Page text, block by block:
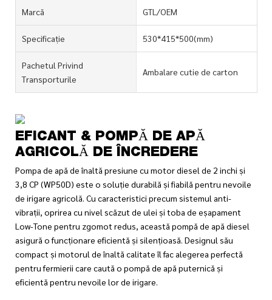
Marcă GTL/OEM
Specificație 530*415*500(mm)
Pachetul Privind
Transporturile
Ambalare cutie de carton
EFICANT & POMPĂ DE APĂ
AGRICOLĂ DE ÎNCREDERE
Pompa de apă de înaltă presiune cu motor diesel de 2 inchi și
3,8 CP (WP50D) este o soluție durabilă și fiabilă pentru nevoile
de irigare agricolă. Cu caracteristici precum sistemul anti-
vibrații, oprirea cu nivel scăzut de ulei și toba de eșapament
Low-Tone pentru zgomot redus, această pompă de apă diesel
asigură o funcționare eficientă și silențioasă. Designul său
compact și motorul de înaltă calitate îl fac alegerea perfectă
pentru fermierii care caută o pompă de apă puternică și
eficientă pentru nevoile lor de irigare.